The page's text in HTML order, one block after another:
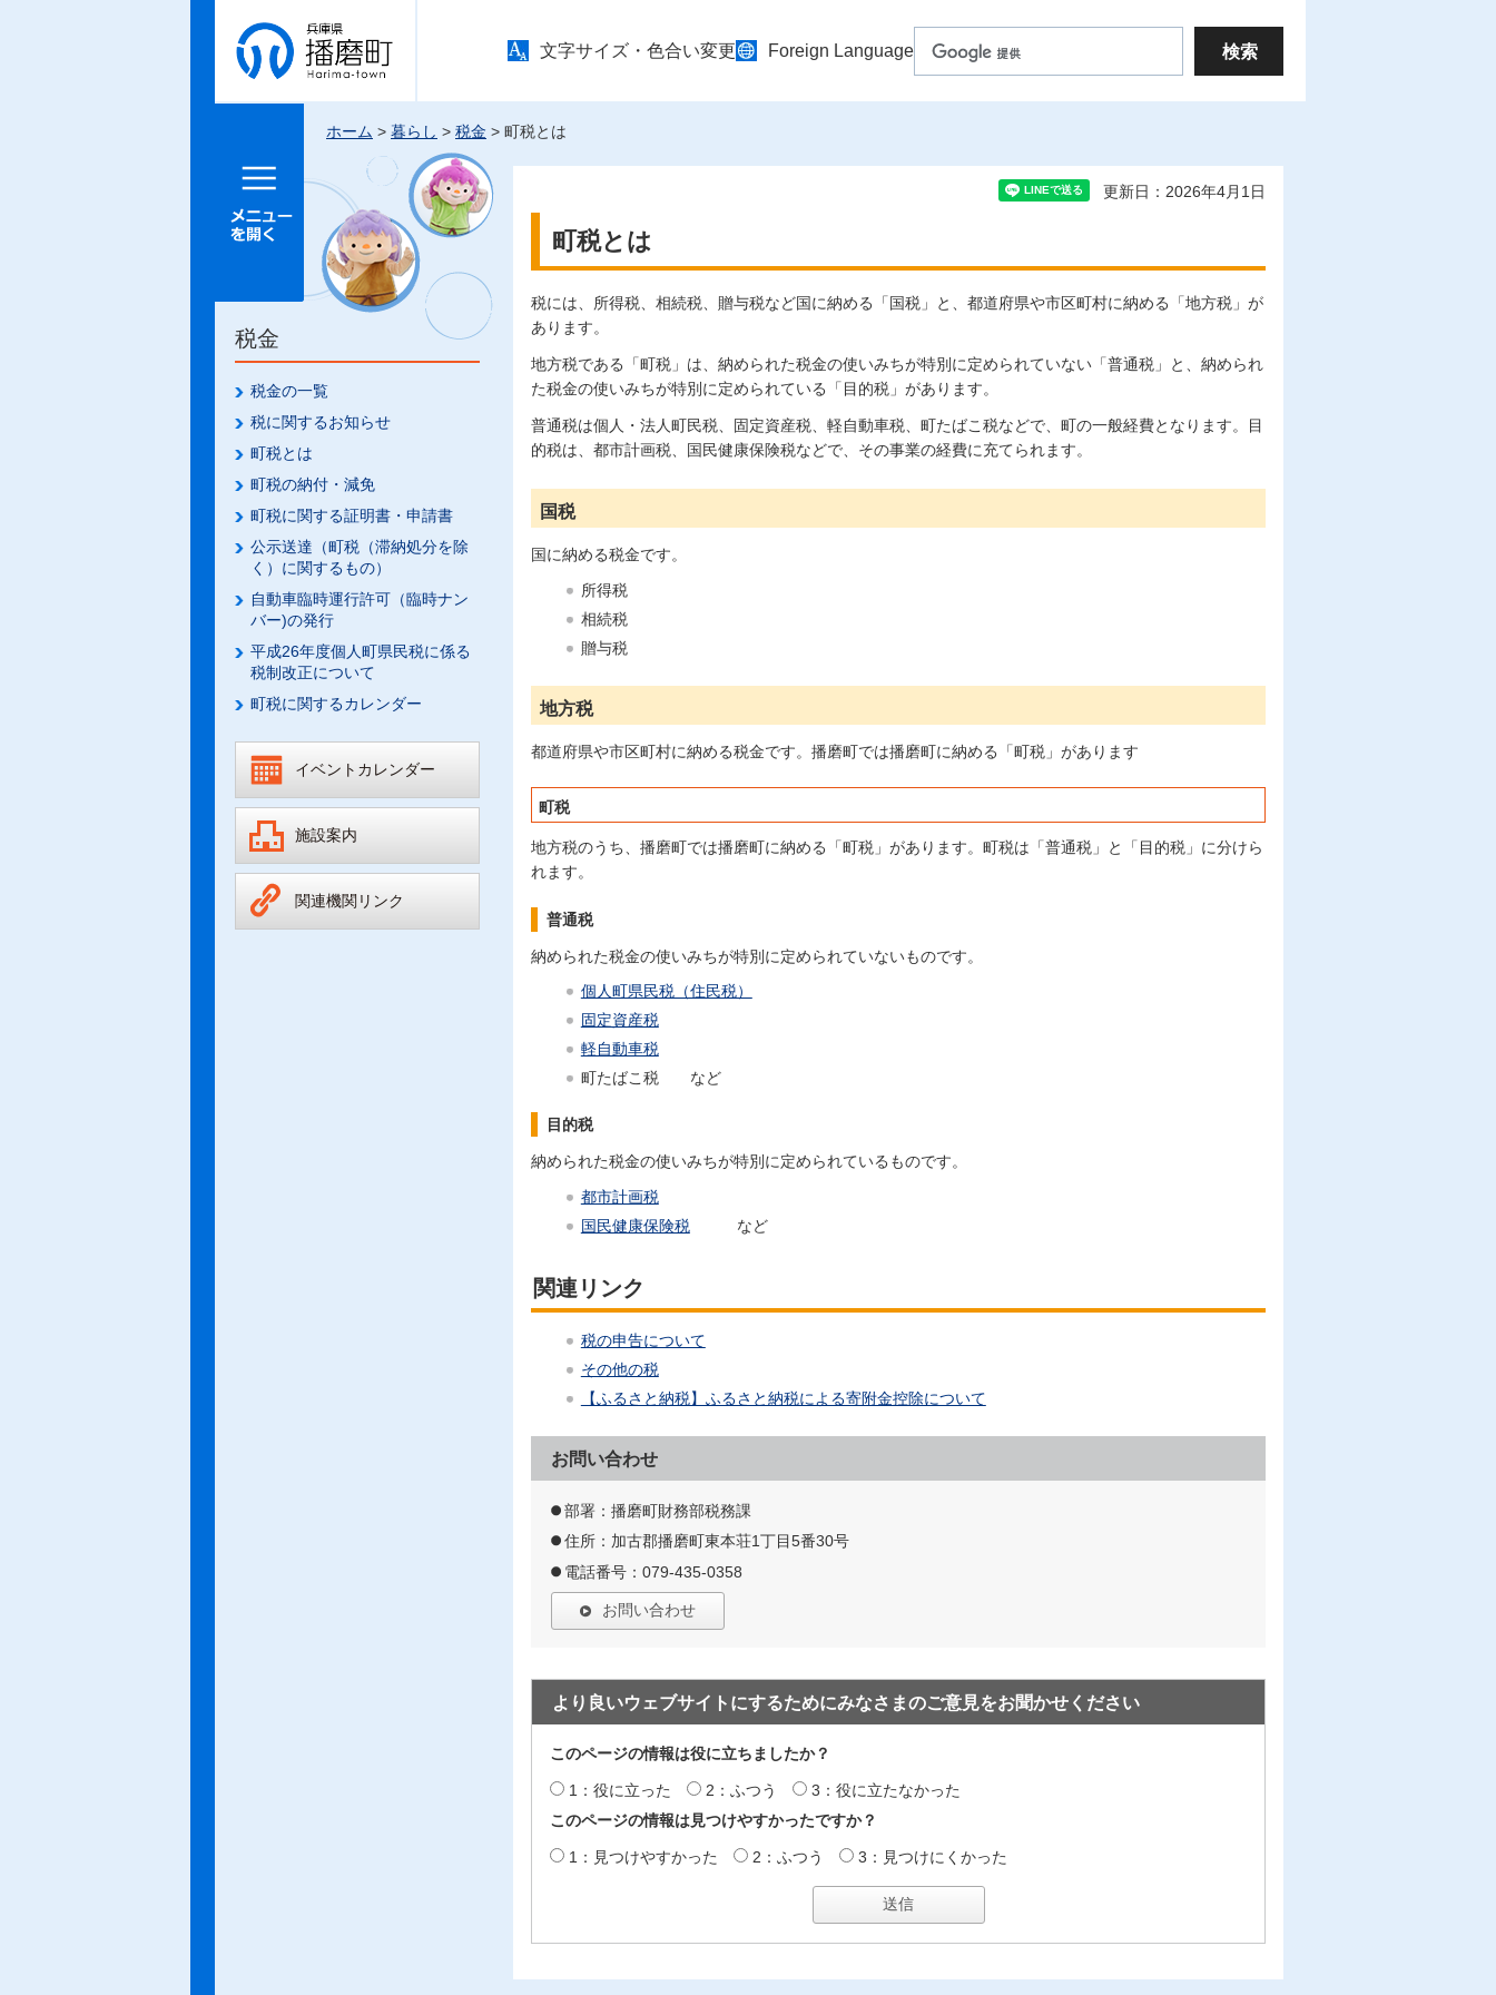
兵庫県 播
磨町
文字サイズ・色合い変更 Foreign Language
メニュー
ホーム > 暮らし > 税金 > 町税とは
税金
税金の一覧
税に関するお知らせ
町税とは
町税の納付・減免
町税に関する証明書・申請書
公示送達（町税（滞納処分を除
く）に関するもの）
自動車臨時運行許可（臨時ナン
バー)の発行
平成26年度個人町県民税に係る
税制改正について
町税に関するカレンダー
イベントカレンダー
施設案内
関連機関リンク
更新日：2026年4月1日
町税とは
税には、所得税、相続税、贈与税など国に納める「国税」と、都道府県や市区町村に納める「地方税」が
あります。
地方税である「町税」は、納められた税金の使いみちが特別に定められていない「普通税」と、納められ
た税金の使いみちが特別に定められている「目的税」があります。
普通税は個人・法人町民税、固定資産税、軽自動車税、町たばこ税などで、町の一般経費となります。目
的税は、都市計画税、国民健康保険税などで、その事業の経費に充てられます。
国税
国に納める税金です。
所得税
相続税
贈与税
地方税
都道府県や市区町村に納める税金です。播磨町では播磨町に納める「町税」があります
町税
地方税のうち、播磨町では播磨町に納める「町税」があります。町税は「普通税」と「目的税」に分けら
れます。
普通税
納められた税金の使いみちが特別に定められていないものです。
個人町県民税（住民税）
固定資産税
軽自動車税
町たばこ税 など
目的税
納められた税金の使いみちが特別に定められているものです。
都市計画税
国民健康保険税など
関連リンク
税の申告について
その他の税
【ふるさと納税】ふるさと納税による寄附金控除について
お問い合わせ
部署：播磨町財務部税務課
住所：加古郡播磨町東本荘1丁目5番30号
電話番号：079-435-0358
お問い合わせ
より良いウェブサイトにするためにみなさまのご意見をお聞かせください
このページの情報は役に立ちましたか？
1：役に立った 2：ふつう
3：役に立たなかった
このページの情報は見つけやすかったですか？
1：見つけやすかった 2：ふつう 3：見つけにくかった